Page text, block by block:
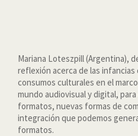
Mariana Loteszpill (Argentina),
reflexión acerca de las
consumos culturales en el
mundo audiovisual y digital,
formatos, nuevas formas de
integración que podemos
formatos.